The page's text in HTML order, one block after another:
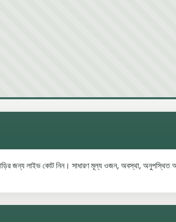
জন্য লাইভ কোট নিন। সাধারণ মূল্য ওজন, অবস্থা, অনুপস্থিত